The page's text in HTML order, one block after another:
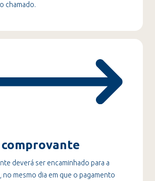
chamado.
deverá ser encaminhado para a
no mesmo dia em que o pagamento